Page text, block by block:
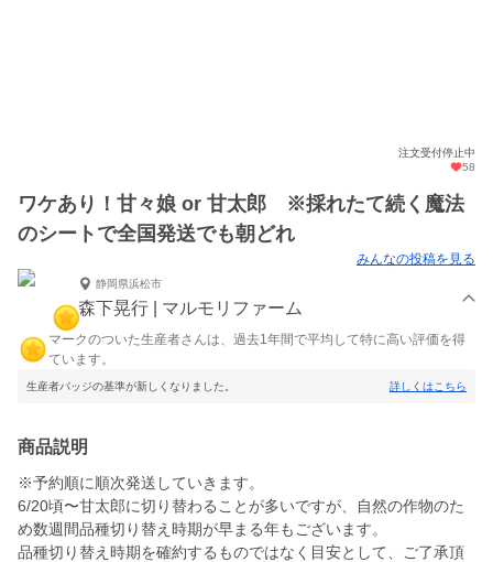
注文受付停止中
58
ワケあり！甘々娘 or 甘太郎 ※採れたて続く魔法
のシートで全国発送でも朝どれ
みんなの投稿を見る
静岡県浜松市
森下晃行 | マルモリファーム
マークのついた生産者さんは、過去1年間で平均して特に高い評価を得
ています。
生産者バッジの基準が新しくなりました。 詳しくはこちら
商品説明
※予約順に順次発送していきます。
6/20頃〜甘太郎に切り替わることが多いですが、自然の作物のた
め数週間品種切り替え時期が早まる年もございます。
品種切り替え時期を確約するものではなく目安として、ご了承頂